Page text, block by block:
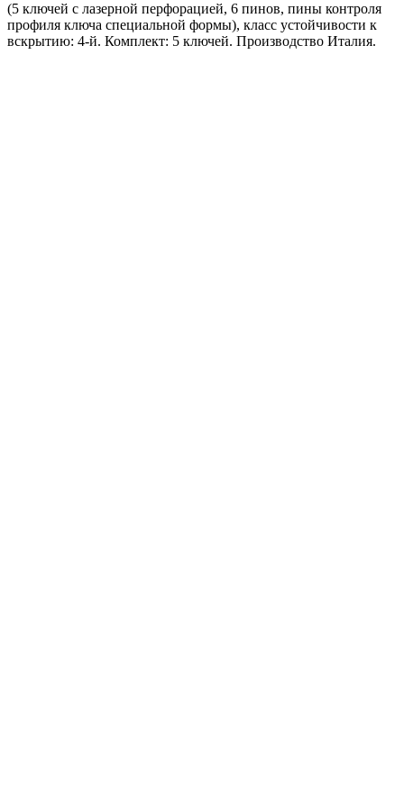
(5 ключей с лазерной перфорацией, 6 пинов, пины контроля
профиля ключа специальной формы), класс устойчивости к
вскрытию: 4-й. Комплект: 5 ключей. Производство Италия.